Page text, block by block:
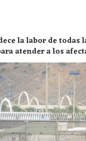
la labor de
atender a los